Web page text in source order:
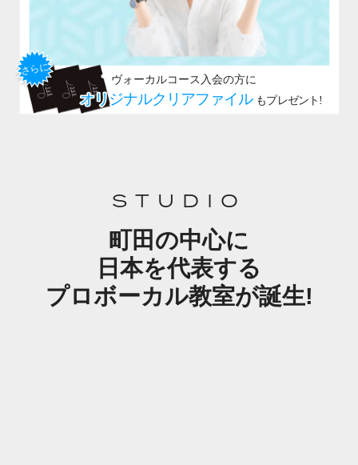
STUDIO
町田の中心に
日本を代表する
プロボーカル教室が誕生!